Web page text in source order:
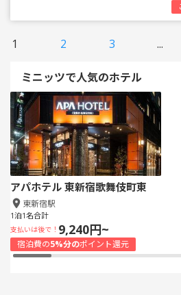
1 2 3 ...
ミニッツで人気のホテル
アパホテル 東新宿歌舞伎町東
東新宿駅
1泊1名合計
支払いは後で！ 9,240円~
宿泊費の5%分のポイント還元